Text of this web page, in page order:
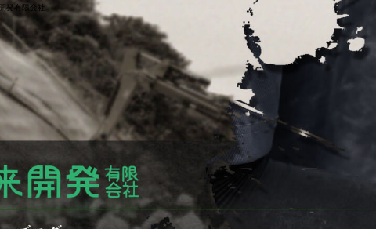
発有限会社
トップページ